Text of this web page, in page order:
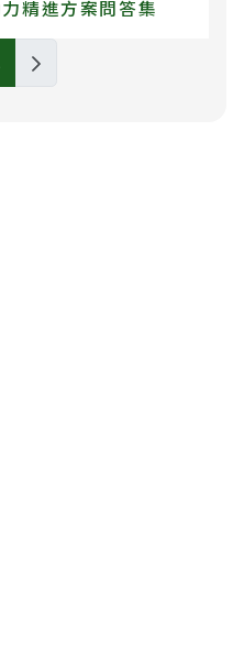
發布日期
精進方案問答集